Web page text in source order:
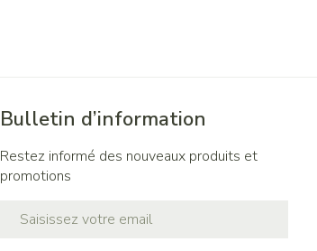
Bulletin d’information
Restez informé des nouveaux produits et
promotions